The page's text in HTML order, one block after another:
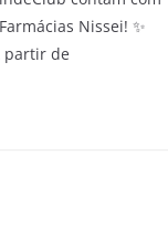
Nissei! ✨
partir de